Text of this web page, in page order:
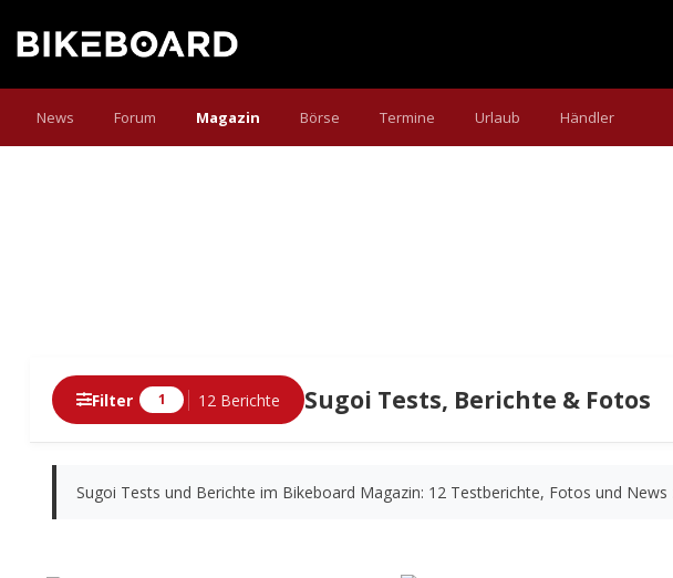
News Forum Magazin Börse Termine Urlaub Händler
Sugoi Tests, Berichte & Fotos
Filter 1 12 Berichte
Berichte
Sugoi Tests und Berichte im Bikeboard Magazin: 12 Testberichte, Fotos und News